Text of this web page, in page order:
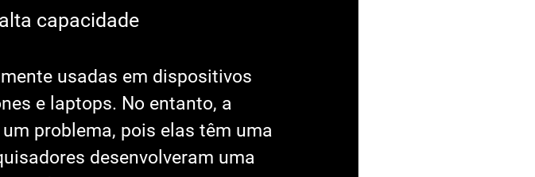
capacidade
usadas em dispositivos
e laptops. No entanto, a
problema, pois elas têm uma
desenvolveram uma